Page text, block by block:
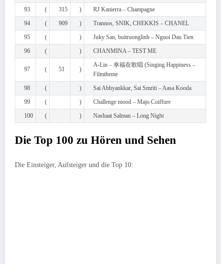
93
( 315 )
RJ Kanierra – Champagne
94
( 909 )
Trannos, SNIK, CHEKKIS – CHANEL
95
( )
Juky San, buitruonglinh – Nguoi Dau Tien
96
( ) CHANMINA – TEST ME
97 ( 51 )
A-Lin – 幸福在歌唱 (Singing Happiness –
Filmtheme
98
( )
Sai Abhyankkar, Sai Smriti – Aasa Kooda
99
( )
Challenge mood – Majo Coiffure
100
( ) Nashaat Salman – Long Night
Die Top 100 zu Hören und Sehen
Die Einsteiger, Aufsteiger und die Top 10: